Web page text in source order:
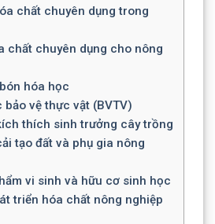
chất chuyên dụng trong
chất chuyên dụng cho nông
hóa học
bảo vệ thực vật (BVTV)
thích sinh trưởng cây trồng
tạo đất và phụ gia nông
vi sinh và hữu cơ sinh học
triển hóa chất nông nghiệp